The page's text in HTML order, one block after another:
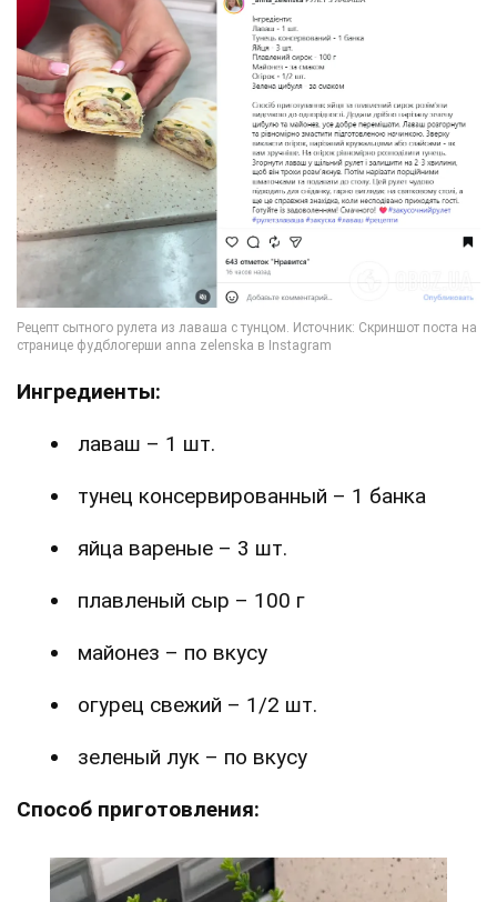
Ингредиенты:
лаваш – 1 шт.
тунец консервированный – 1 банка
яйца вареные – 3 шт.
плавленый сыр – 100 г
майонез – по вкусу
огурец свежий – 1/2 шт.
зеленый лук – по вкусу
Способ приготовления: